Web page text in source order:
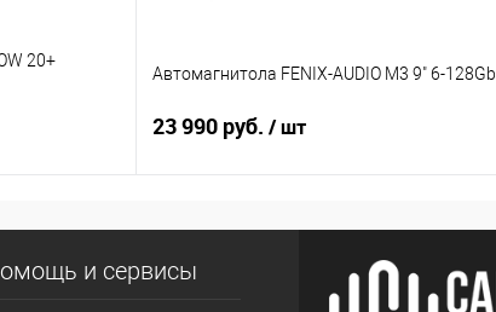
20+
Автомагнитола FENIX-AUDIO M3 9" 6-128Gb
23 990 руб. / шт
и сервисы